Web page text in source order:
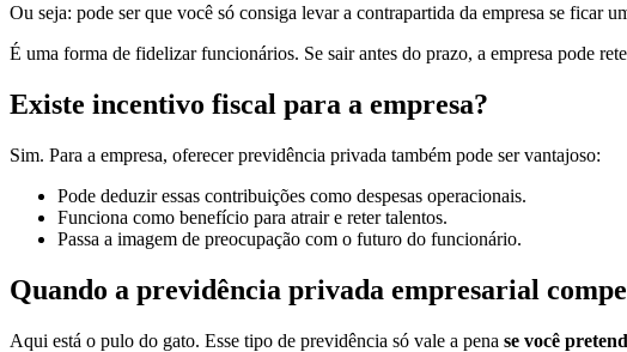
Ou seja: pode ser que você só consiga levar a contrapartida da empresa se ficar
É uma forma de fidelizar funcionários. Se sair antes do prazo, a empresa pode
Existe incentivo fiscal para a empresa?
Sim. Para a empresa, oferecer previdência privada também pode ser vantajoso:
Pode deduzir essas contribuições como despesas operacionais.
Funciona como benefício para atrair e reter talentos.
Passa a imagem de preocupação com o futuro do funcionário.
Quando a previdência privada empresarial
Aqui está o pulo do gato. Esse tipo de previdência só vale a pena se você